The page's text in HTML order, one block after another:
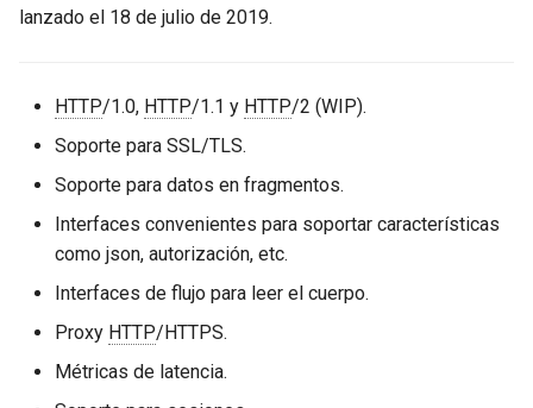
bot-verifier
brotli
cache-purge
cgi
Ver También
GitHub
lanzado el 18 de julio de 2019.
HTTP/1.0, HTTP/1.1 y HTTP/2 (WIP).
Soporte para SSL/TLS.
Soporte para datos en fragmentos.
Interfaces convenientes para soportar características
como json, autorización, etc.
Interfaces de flujo para leer el cuerpo.
Proxy HTTP/HTTPS.
Métricas de latencia.